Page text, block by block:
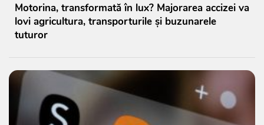
Motorina, transformată în lux? Majorarea accizei va
lovi agricultura, transporturile și buzunarele
tuturor